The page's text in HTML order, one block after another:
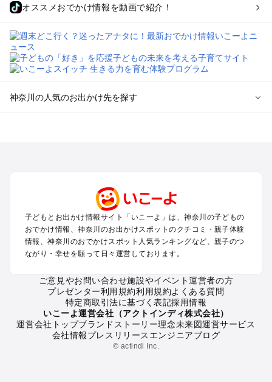
オススメおでかけ情報を動画で紹介！
神奈川の人気のお出かけ先を探す
小田原・熱海・湯河原・真鶴のプールお出かけ
町田・相模原・愛川・上野原のプールお出かけ
新横浜・港北エリア・日吉・青葉台・鶴見のプールお出かけ
川崎のプールお出かけ
海老名・厚木のプールお出かけ
箱根（湯本・強羅・小涌谷・仙石原・芦ノ湖）のプールお出か
秦野・南足柄・丹沢のプールお出かけ
戸塚・港南・旭・瀬谷・泉（横浜）のプールお出かけ
子どもとお出かけ情報サイト「いこーよ」は、神奈川の子どもの
おでかけ情報、神奈川のお出かけスポットのクチコミ・親子体験
情報、神奈川のおでかけスポット人気ランキングなど、親子のつ
ながり・幸せを願って日々運営しております。
ご意見やお問い合わせ施設やイベント運営者の方
プレゼンター利用規約利用規約よくある質問
特定商取引法に基づく表記採用情報
いこーよ運営会社（アクトインディ株式会社）
運営会社トップブランドストーリー理念未来図運営サービス
会社情報プレスリリース エンジニアブログ
© actindi Inc.